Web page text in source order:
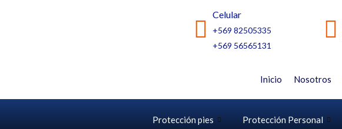
Celular
+569 82505335
+569 56565131
Inicio Nosotros
Protección pies Protección Personal